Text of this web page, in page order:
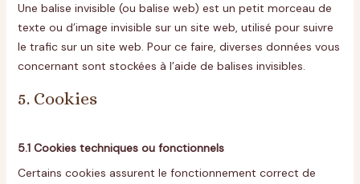
Une balise invisible (ou balise web) est un petit morceau de
texte ou d’image invisible sur un site web, utilisé pour suivre
le trafic sur un site web. Pour ce faire, diverses données vous
concernant sont stockées à l’aide de balises invisibles.
5. Cookies
5.1 Cookies techniques ou fonctionnels
Certains cookies assurent le fonctionnement correct de